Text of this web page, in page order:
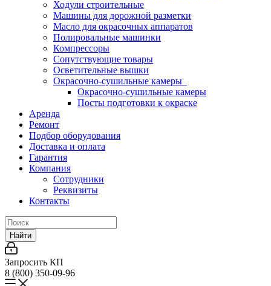
Ходули строительные
Машины для дорожной разметки
Масло для окрасочных аппаратов
Полировальные машинки
Компрессоры
Сопутствующие товары
Осветительные вышки
Окрасочно-сушильные камеры
Окрасочно-сушильные камеры
Посты подготовки к окраске
Аренда
Ремонт
Подбор оборудования
Доставка и оплата
Гарантия
Компания
Сотрудники
Реквизиты
Контакты
Найти
Запросить КП
8 (800) 350-09-96